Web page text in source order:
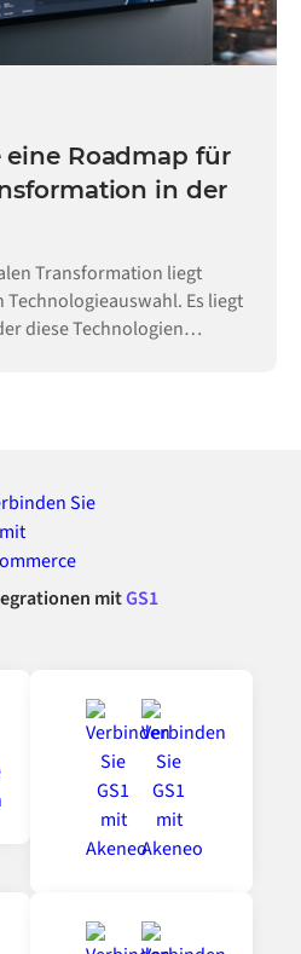
eine Roadmap für
in der
Transformation liegt
Technologieauswahl. Es liegt
diese Technologien
mitGS1